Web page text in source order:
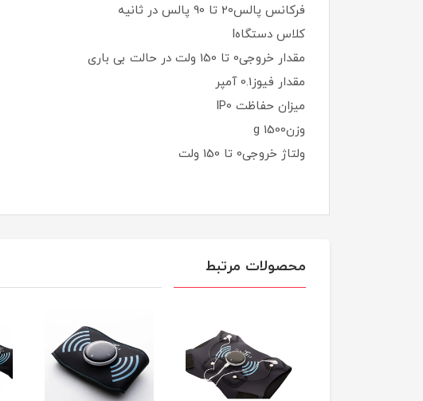
فرکانس پالس20 تا 90 پالس در ثانیه
کلاس دستگاهI
مقدار خروجی0 تا 150 ولت در حالت بی باری
مقدار فیوز0.1 آمپر
میزان حفاظت IP0
وزن1500 g
ولتاژ خروجی0 تا 150 ولت
محصولات مرتبط